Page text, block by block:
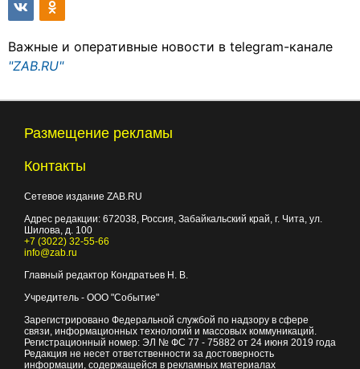
Важные и оперативные новости в telegram-канале
"ZAB.RU"
Размещение рекламы
Контакты
Сетевое издание ZAB.RU
Адрес редакции: 672038, Россия, Забайкальский край, г. Чита, ул.
Шилова, д. 100
+7 (3022) 32-55-66
info@zab.ru
Главный редактор Кондратьев Н. В.
Учредитель - ООО "Событие"
Зарегистрировано Федеральной службой по надзору в сфере
связи, информационных технологий и массовых коммуникаций.
Регистрационный номер: ЭЛ № ФС 77 - 75882 от 24 июня 2019 года
Редакция не несет ответственности за достоверность
информации, содержащейся в рекламных материалах